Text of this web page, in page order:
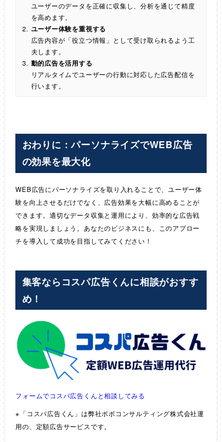
ユーザーのデータを正確に収集し、分析を通じて精度
を高めます。
ユーザー体験を重視する
広告内容が「役立つ情報」として受け取られるよう工
夫します。
動的広告を活用する
リアルタイムでユーザーの行動に対応した広告配信を
行います。
おわりに：パーソナライズでWEB広告
の効果を最大化
WEB広告にパーソナライズを取り入れることで、ユーザー体
験を向上させるだけでなく、広告効果を大幅に高めることが
できます。適切なデータ収集と運用により、効率的な広告戦
略を実現しましょう。あなたのビジネスにも、このアプロー
チを導入して成功を目指してみてください！
集客ならコスパ広告くんに相談がおすす
め！
フォームでコスパ広告くんと相談してみる
※「コスパ広告くん」は弊社ボボコンサルティング株式会社運
用の、定額広告サービスです。